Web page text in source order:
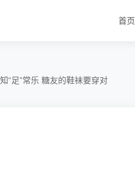
首页
知“足”常乐 糖友的鞋袜要穿对